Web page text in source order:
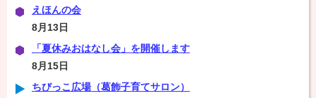
えほんの会
8月13日
「夏休みおはなし会」を開催します
8月15日
ちびっこ広場（葛飾子育てサロン）